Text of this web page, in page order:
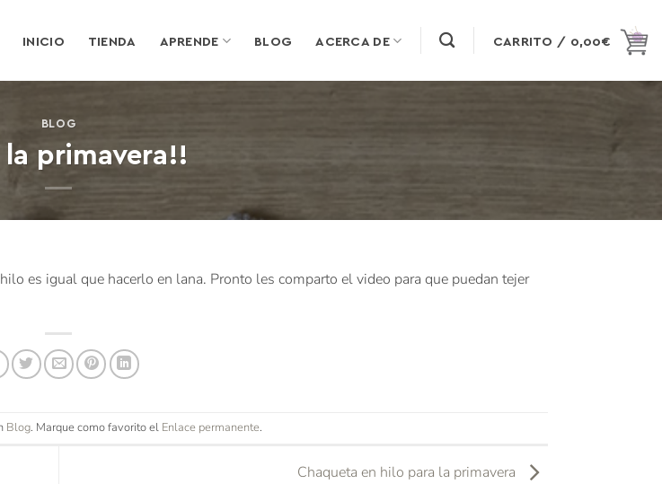
INICIO TIENDA APRENDE BLOG ACERCA DE CARRITO / 0,00€
BLOG
la primavera!!
es igual que hacerlo en lana. Pronto les comparto el video para que puedan tejer
Blog. Marque como favorito el Enlace permanente.
Chaqueta en hilo para la primavera